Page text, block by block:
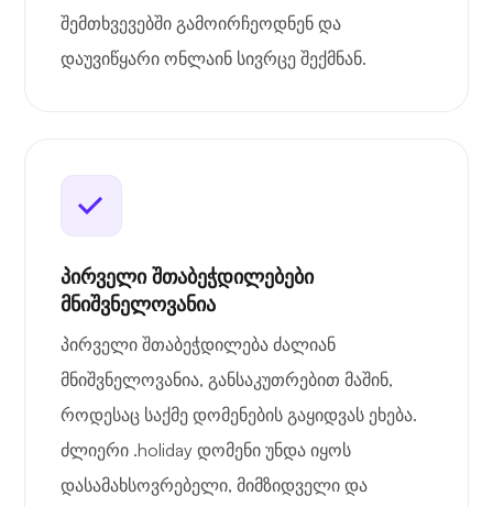
შემთხვევებში გამოირჩეოდნენ და
დაუვიწყარი ონლაინ სივრცე შექმნან.
პირველი შთაბეჭდილებები
მნიშვნელოვანია
პირველი შთაბეჭდილება ძალიან
მნიშვნელოვანია, განსაკუთრებით მაშინ,
როდესაც საქმე დომენების გაყიდვას ეხება.
ძლიერი .holiday დომენი უნდა იყოს
დასამახსოვრებელი, მიმზიდველი და